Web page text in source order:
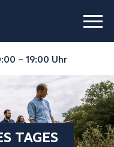
– 19:00 Uhr
TAGES